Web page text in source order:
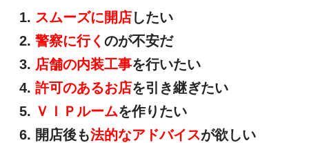
スムーズに開店したい
警察に行く のが不安だ
店舗の内装工事を行いたい
許可のあるお店を引き継ぎたい
ＶＩＰルームを作りたい
開店後も法的なアドバイスが欲しい